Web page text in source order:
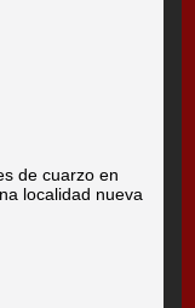
de cuarzo en
localidad nueva